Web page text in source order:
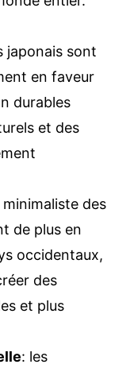
japonais sont
en faveur
durables
et des
minimaliste des
de plus en
occidentaux,
des
et plus
: les